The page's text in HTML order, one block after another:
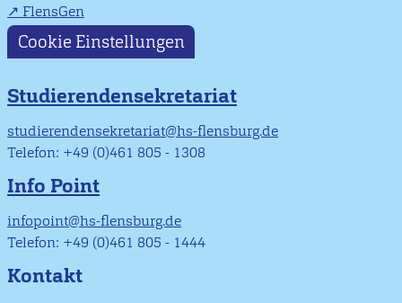
FlensGen
Cookie Einstellungen
Studierendensekretariat
studierendensekretariat@hs-flensburg.de
Telefon: +49 (0)461 805 - 1308
Info Point
infopoint@hs-flensburg.de
Telefon: +49 (0)461 805 - 1444
Kontakt